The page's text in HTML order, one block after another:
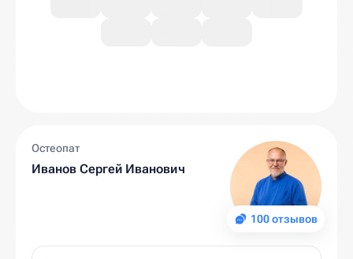
100 отзывов
Остеопат
Иванов Сергей Иванович